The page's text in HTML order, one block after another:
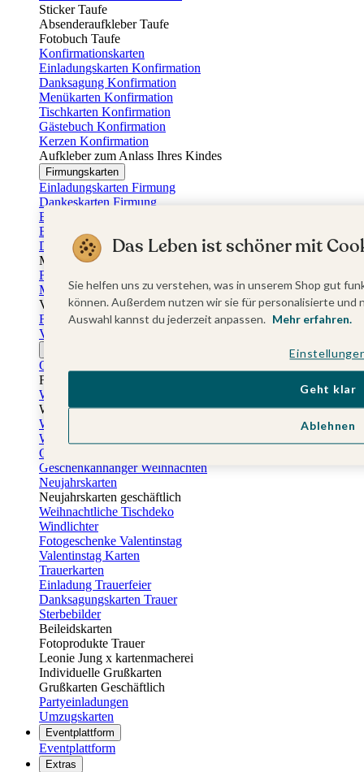
Sticker Taufe
Absenderaufkleber Taufe
Fotobuch Taufe
Konfirmationskarten
Einladungskarten Konfirmation
Danksagung Konfirmation
Menükarten Konfirmation
Tischkarten Konfirmation
Gästebuch Konfirmation
Kerzen Konfirmation
Aufkleber zum Anlass Ihres Kindes
Firmungskarten
Einladungskarten Firmung
Dankeskarten Firmung
Einschulungskarten
Einladungskarten Einschulung
Danksagung Einschulung
Muttertag
Fotogeschenke Muttertag
Muttertagskarten
Vatertag
Fotogeschenke Vatertag
Vatertagskarten
Osterkarten
Fotogeschenke zu Ostern
Weihnachtskarten
Weihnachtskarten selbst gestalten
Weihnachtskarten geschäftlich
Weihnachtsfeier Einladungen
Geschenkaufkleber Weihnachten
Geschenkanhänger Weihnachten
Neujahrskarten
Neujahrskarten geschäftlich
Weihnachtliche Tischdeko
Windlichter
Fotogeschenke Valentinstag
Valentinstag Karten
Trauerkarten
Einladung Trauerfeier
Danksagungskarten Trauer
Sterbebilder
Beileidskarten
Fotoprodukte Trauer
Leonie Jung x kartenmacherei
Individuelle Grußkarten
Grußkarten Geschäftlich
Partyeinladungen
Umzugskarten
Eventplattform
Eventplattform
Extras
Das Leben ist schöner mit
Sie helfen uns zu verstehen, was in unserem Shop gut
können. Außerdem nutzen wir sie für personalisierte
Auswahl kannst du jederzeit anpassen. Mehr erfahren.
Ablehnen
Geht klar